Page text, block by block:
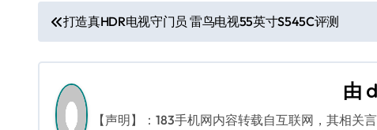
文
章
导
航
打造真HDR电视守门员 雷鸟电视55英寸S545C评测
由
【声明】：183手机网内容转载自互联网，其相关